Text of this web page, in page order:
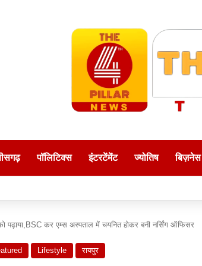
पॉलिटिक्स इंटरटेंमेंट ज्योतिष बिज़नेस
पढ़ाया,BSC कर एम्स अस्पताल में चयनित होकर बनी नर्सिंग ऑफिसर
Lifestyle रायपुर